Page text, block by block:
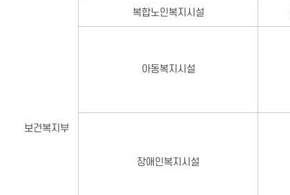
보건복지부
복합노인복지시설
아동복지시설
장애인복지시설